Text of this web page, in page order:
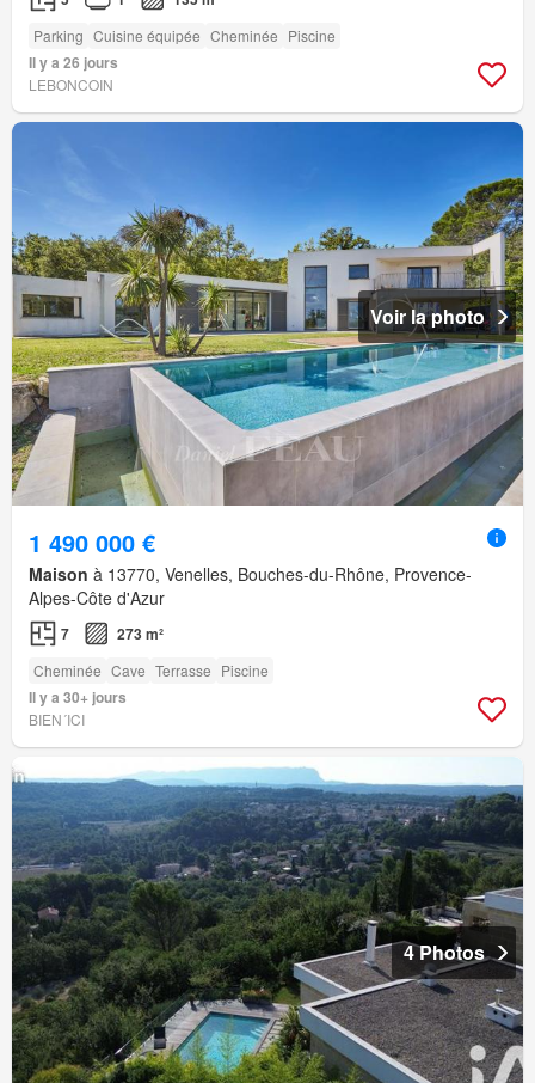
Parking Cuisine équipée Cheminée Piscine
Il y a 26 jours
LEBONCOIN
Voir la photo
1 490 000 €
Maison à 13770, Venelles, Bouches-du-Rhône, Provence-
Alpes-Côte d'Azur
7 273 m²
Cheminée Cave Terrasse Piscine
Il y a 30+ jours
BIEN´ICI
4 Photos